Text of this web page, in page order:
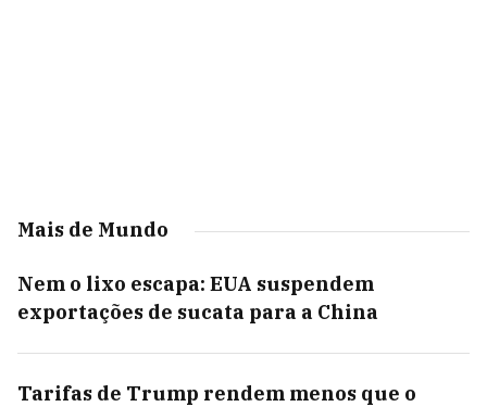
Mais de Mundo
Nem o lixo escapa: EUA suspendem
exportações de sucata para a China
Tarifas de Trump rendem menos que o